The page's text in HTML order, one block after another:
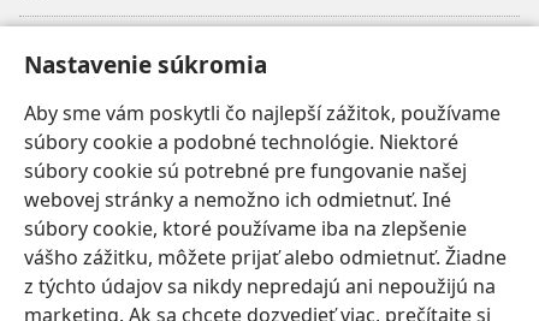
Nastavenie súkromia
Aby sme vám poskytli čo najlepší zážitok, používame
súbory cookie a podobné technológie. Niektoré
súbory cookie sú potrebné pre fungovanie našej
webovej stránky a nemožno ich odmietnuť. Iné
súbory cookie, ktoré používame iba na zlepšenie
vášho zážitku, môžete prijať alebo odmietnuť. Žiadne
z týchto údajov sa nikdy nepredajú ani nepoužijú na
marketing. Ak sa chcete dozvedieť viac, prečítajte si
(otvorí
nové
okno)
INTERNETOVÁ KNIŽNICA Strážnej veže
(otvorí
nové
okno)JW Hub ®
(otvorí
nové
okno)JW Library
Watchtower Library